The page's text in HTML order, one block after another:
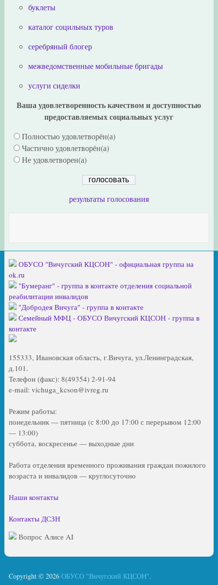
буклеты
каталог социльных туров
серебряный блогер
межведомственные мобильные бригады
услуги сиделки
Ваша удовлетворенность качеством и доступностью
предоставляемых социальных услуг
Полностью удовлетворён(а)
Частично удовлетворён(а)
Не удовлетворен(а)
результаты голосования
ОБУСО "Вичугский КЦСОН" - официальная группа на
ok.ru
"Бумеранг" - группа в контакте отделения социальной
реабилитации инвалидов
"Добродея Вичуга" - группа в контакте
Семейный МФЦ - ОБУСО Вичугский КЦСОН - группа в
контакте
155333, Ивановская область, г.Вичуга, ул.Ленинградская,
д.101.
Телефон (факс): 8(49354) 2-91-94
e-mail: vichuga_kcson@ivreg.ru
Режим работы:
понедельник — пятница (с 8:00 до 17:00 с перерывом 12:00
— 13:00)
суббота, воскресенье — выходные дни
Работа отделения временного проживания граждан пожилого
возраста и инвалидов — круглосуточно
Наши контакты
Контакты ДСЗН
Вопрос Алисе AI
Copyright © 2026 ОБУСО "Вичугский КЦСОН".